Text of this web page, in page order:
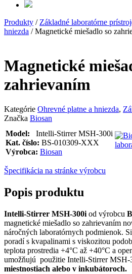
Produkty / Základné laboratórne
hniezda / Magnetické miešadlo so
Magnetické
zahrievaním
Kategórie Ohrevné platne a hniezda,
Značka Biosan
Model: Intelli-Stirrer MSH-300i
Kat. číslo: BS-010309-XXX
Výrobca: Biosan
Špecifikácia na stránke výrobcu
Popis produktu
Intelli-Stirrer MSH-300i od výrobcu
magnetické miešadlo so zahrievaním
náročných laboratórnych podmienok.
poradí s kvapalinami s viskozitou
teplota prostredia +4°С až +40°С a
umožňujú použitie Intelli-Stirrer MSH-
miestnostiach alebo v inkubátoroch.